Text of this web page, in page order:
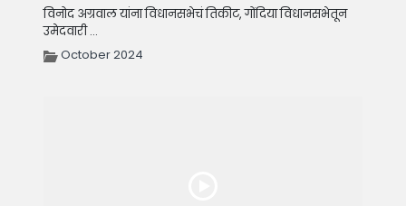
विनोद अग्रवाल यांना विधानसभेचं तिकीट, गोंदिया विधानसभेतून
उमेदवारी ...
October 2024